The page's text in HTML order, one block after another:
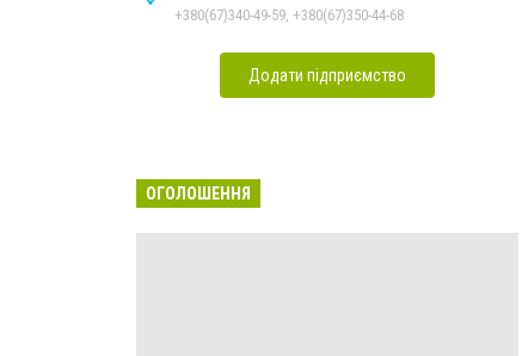
+380(67)340-49-59, +380(67)350-44-68
Додати підприємство
ОГОЛОШЕННЯ